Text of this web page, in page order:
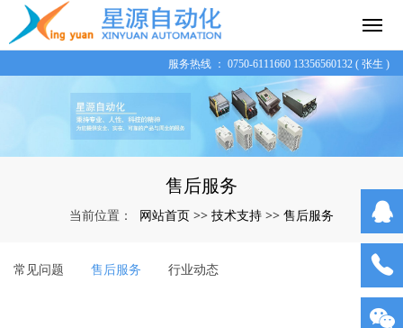
服务热线 ： 0750-6111660 13356560132 ( 张生 )
售后服务
当前位置： 网站首页 >> 技术支持 >> 售后服务
常见问题 售后服务 行业动态